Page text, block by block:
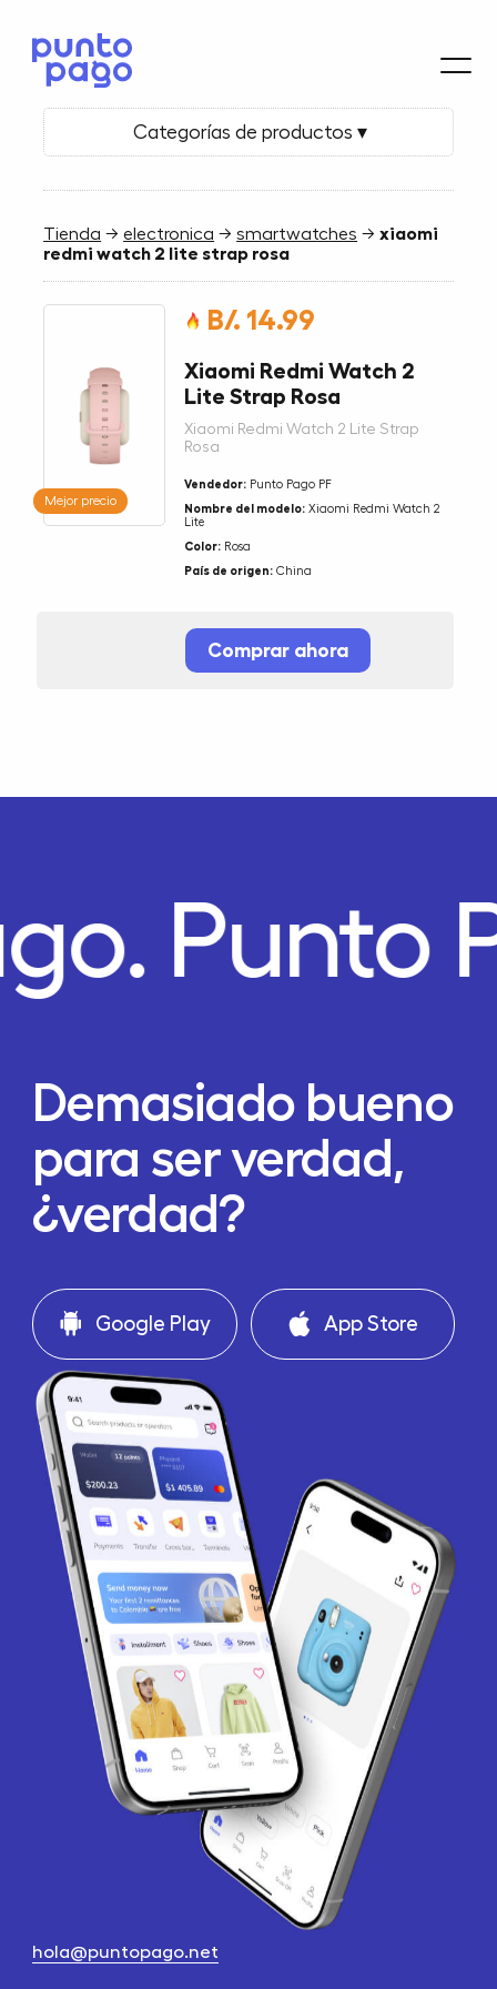
Categorías de productos ▾
Tienda →electronica →smartwatches →xiaomi
redmi watch 2 lite strap rosa
Mejor precio
B/. 14.99
Xiaomi Redmi Watch 2
Lite Strap Rosa
Xiaomi Redmi Watch 2 Lite Strap
Rosa
Vendedor: Punto Pago PF
Nombre del modelo: Xiaomi Redmi Watch 2
Lite
Color: Rosa
País de origen: China
Comprar ahora
Punto
Demasiado bueno
para ser verdad,
¿verdad?
Google Play App Store
hola@puntopago.net